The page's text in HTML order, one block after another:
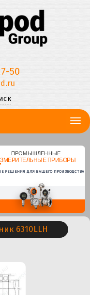
50
ПРОМЫШЛЕННЫЕ
ПРИБОРЫ
РЕШЕНИЯ ДЛЯ ВАШЕГО ПРОИЗВОДСТВА
6310LLH